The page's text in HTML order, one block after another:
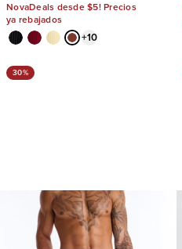
NovaDeals desde $5! Precios
ya rebajados
+10
30%